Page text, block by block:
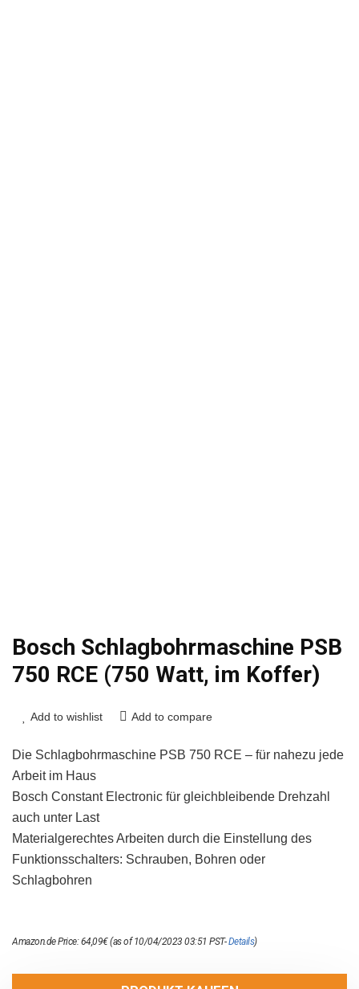
Bosch Schlagbohrmaschine PSB
750 RCE (750 Watt, im Koffer)
Add to wishlist Add to compare
Die Schlagbohrmaschine PSB 750 RCE – für nahezu jede
Arbeit im Haus
Bosch Constant Electronic für gleichbleibende Drehzahl
auch unter Last
Materialgerechtes Arbeiten durch die Einstellung des
Funktionsschalters: Schrauben, Bohren oder
Schlagbohren
Amazon.de Price:64,09€(as of 10/04/2023 03:51 PST-Details)